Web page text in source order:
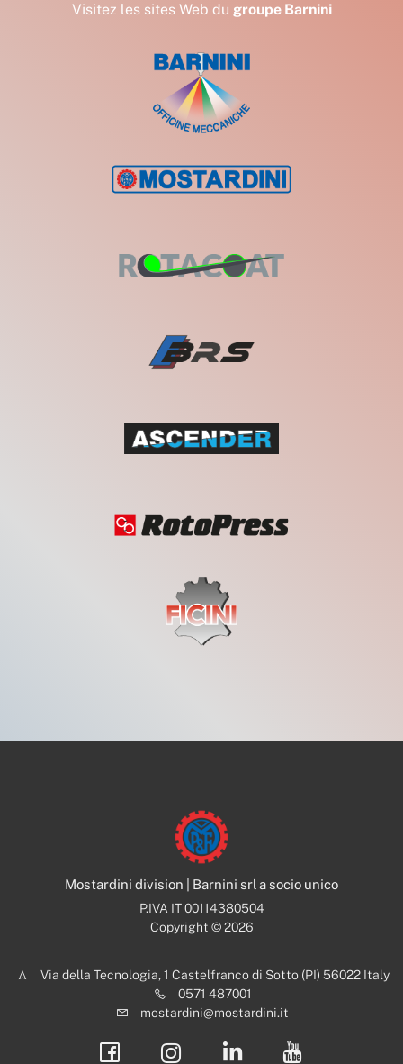
Visitez les sites Web du groupe Barnini
Mostardini division | Barnini srl a socio unico
P.IVA IT 00114380504
Copyright © 2026
Via della Tecnologia, 1 Castelfranco di Sotto (PI) 56022 Italy
0571 487001
mostardini@mostardini.it